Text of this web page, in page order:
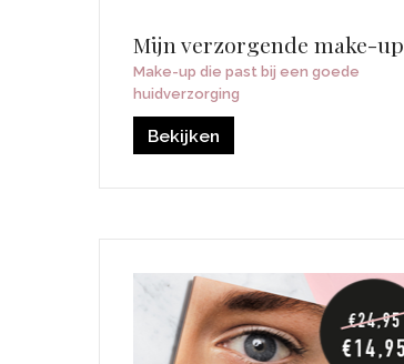
Mijn verzorgende make-up
Make-up die past bij een goede
huidverzorging
Bekijken